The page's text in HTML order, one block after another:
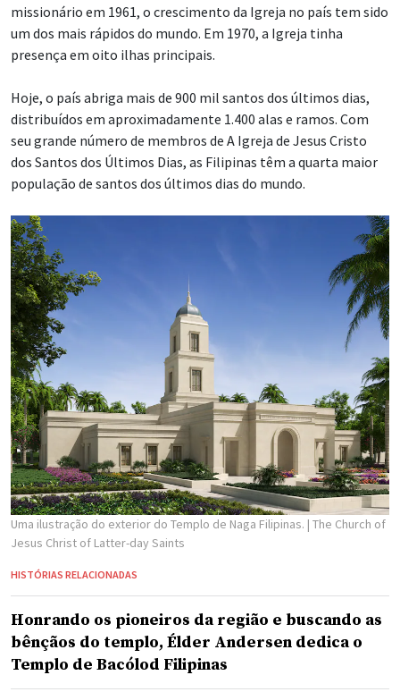
missionário em 1961, o crescimento da Igreja no país tem sido
um dos mais rápidos do mundo. Em 1970, a Igreja tinha
presença em oito ilhas principais.
Hoje, o país abriga mais de 900 mil santos dos últimos dias,
distribuídos em aproximadamente 1.400 alas e ramos. Com
seu grande número de membros de A Igreja de Jesus Cristo
dos Santos dos Últimos Dias, as Filipinas têm a quarta maior
população de santos dos últimos dias do mundo.
Uma ilustração do exterior do Templo de Naga Filipinas. | The Church of
Jesus Christ of Latter-day Saints
HISTÓRIAS RELACIONADAS
Honrando os pioneiros da região e buscando as
bênçãos do templo, Élder Andersen dedica o
Templo de Bacólod Filipinas